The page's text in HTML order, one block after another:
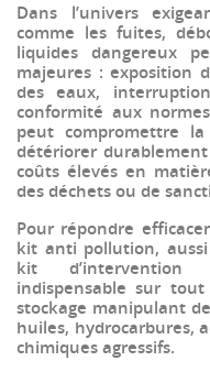
Dans l’univers
comme les fuites,
liquides dangereux
majeures : exposition
des eaux,
conformité aux normes
peut compromettre
détériorer durablement
coûts élevés en
des déchets ou de
Pour répondre
kit anti pollution,
kit d’intervention
indispensable sur
stockage manipulant
huiles, hydrocarbures,
chimiques agressifs.